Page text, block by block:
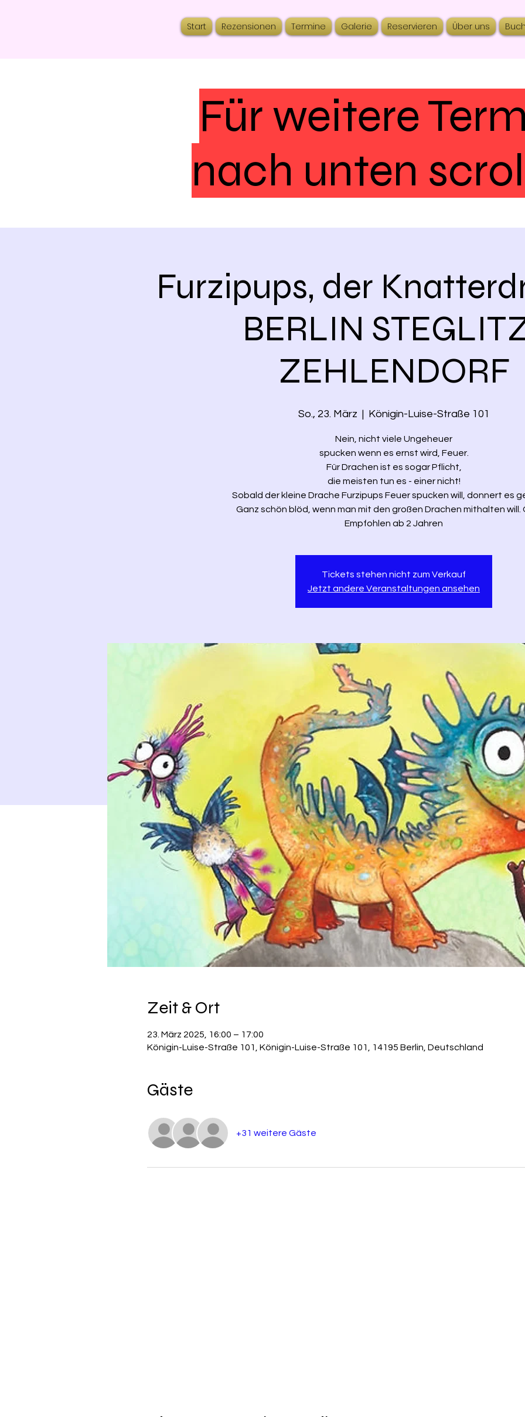
Start Rezensionen Termine Galerie Reservieren Über uns
Für weitere
nach unten
Furzipups, der
BERLIN
ZEHLENDORF
So., 23. März
  |
Königin-Luise-Straße 101
Nein, nicht viele Ungeheuer
spucken wenn es ernst wird, Feuer.
Für Drachen ist es sogar Pflicht,
die meisten tun es - einer nicht!
Sobald der kleine Drache Furzipups Feuer spucken will, donnert es
Ganz schön blöd, wenn man mit den großen Drachen mithalten will.
Empfohlen ab 2 Jahren
Tickets stehen nicht zum Verkauf
Jetzt andere Veranstaltungen ansehen
Zeit & Ort
23. März 2025, 16:00 – 17:00
Königin-Luise-Straße 101, Königin-Luise-Straße 101, 14195 Berlin, Deutschland
Gäste
+31 weitere Gäste